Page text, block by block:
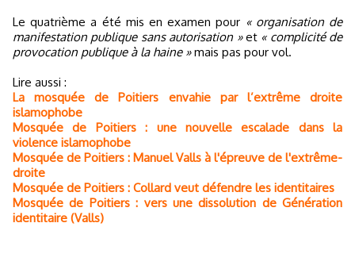
Le quatrième a été mis en examen pour « organisation de
manifestation publique sans autorisation »et « complicité de
provocation publique à la haine »mais pas pour vol.
Lire aussi :
La mosquée de Poitiers envahie par l’extrême droite
islamophobe
Mosquée de Poitiers : une nouvelle escalade dans la
violence islamophobe
Mosquée de Poitiers : Manuel Valls à l'épreuve de l'extrême-
droite
Mosquée de Poitiers : Collard veut défendre les identitaires
Mosquée de Poitiers : vers une dissolution de Génération
identitaire (Valls)